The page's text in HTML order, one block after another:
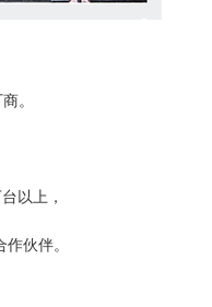
。
以上，
伙伴。